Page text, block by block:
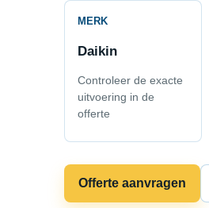
MERK
Daikin
Controleer de exacte
uitvoering in de
offerte
Offerte aanvragen